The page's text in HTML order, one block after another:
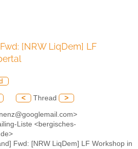
[NRW LiqDem] LF
< Thread >
Liste <bergisches-
Fwd: [NRW LiqDem] LF Workshop in